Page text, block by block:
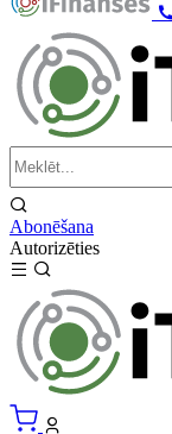
Abonēšana
Autorizēties